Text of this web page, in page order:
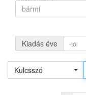
bármi
Kiadás éve
Kulcsszó